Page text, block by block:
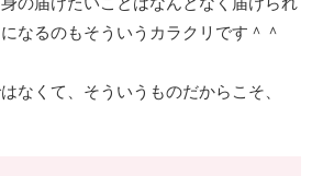
なるのもそういうカラクリです＾＾
なくて、そういうものだからこそ、